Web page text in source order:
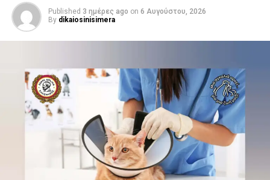
Published 3 ημέρες ago on 6 Αυγούστου, 2026
By dikaiosinisimera